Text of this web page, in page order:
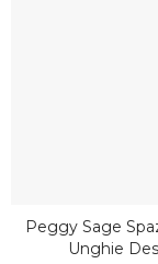
AGGIUNGI AL
Peggy Sage
Unghie